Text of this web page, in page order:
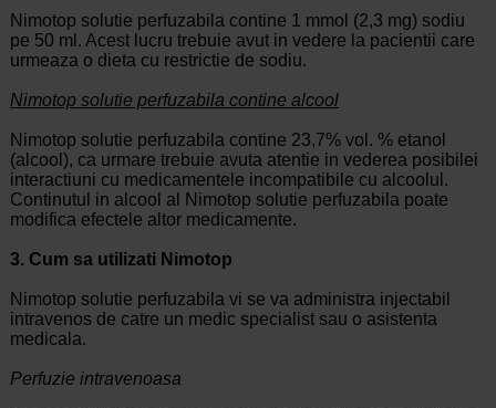
Nimotop solutie perfuzabila contine 1 mmol (2,3 mg) sodiu
pe 50 ml. Acest lucru trebuie avut in vedere la pacientii care
urmeaza o dieta cu restrictie de sodiu.
Nimotop solutie perfuzabila contine alcool
Nimotop solutie perfuzabila contine 23,7% vol. % etanol
(alcool), ca urmare trebuie avuta atentie in vederea posibilei
interactiuni cu medicamentele incompatibile cu alcoolul.
Continutul in alcool al Nimotop solutie perfuzabila poate
modifica efectele altor medicamente.
3. Cum sa utilizati Nimotop
Nimotop solutie perfuzabila vi se va administra injectabil
intravenos de catre un medic specialist sau o asistenta
medicala.
Perfuzie intravenoasa